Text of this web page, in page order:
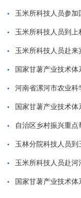
玉米所科技人员参加
终总结考评会暨青年
玉米所科技人员到
冻、防灾减灾”科技
玉米所科技人员赴
冰冻、 防灾减灾”科
国家甘薯产业技术
甘薯低温霜冻灾害调
河南省漯河市农业科
米所开展交流合作
国家甘薯产业技术
甘薯科技服务
自治区乡村振兴重
镇开展甘薯科技服务
玉林分院科技人员到
玉米所科技人员赴
栽培技术培训
国家甘薯产业技术